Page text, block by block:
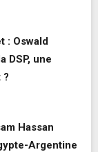
: Oswald
DSP, une
?
Hassan
Argentine